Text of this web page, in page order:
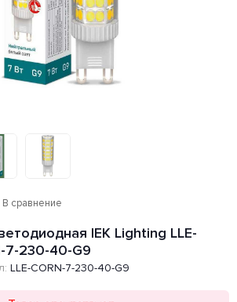
В сравнение
IEK Lighting LLE-
7-230-40-G9
LLE-CORN-7-230-40-G9